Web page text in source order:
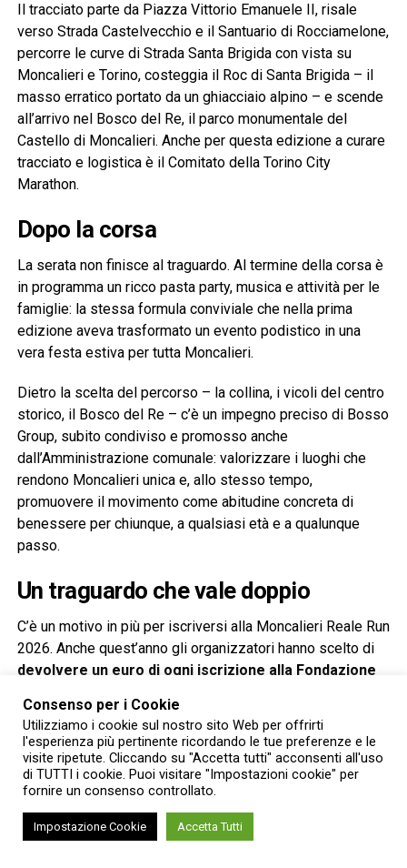
Il tracciato parte da Piazza Vittorio Emanuele II, risale
verso Strada Castelvecchio e il Santuario di Rocciamelone,
percorre le curve di Strada Santa Brigida con vista su
Moncalieri e Torino, costeggia il Roc di Santa Brigida – il
masso erratico portato da un ghiacciaio alpino – e scende
all’arrivo nel Bosco del Re, il parco monumentale del
Castello di Moncalieri. Anche per questa edizione a curare
tracciato e logistica è il Comitato della Torino City
Marathon.
Dopo la corsa
La serata non finisce al traguardo. Al termine della corsa è
in programma un ricco pasta party, musica e attività per le
famiglie: la stessa formula conviviale che nella prima
edizione aveva trasformato un evento podistico in una
vera festa estiva per tutta Moncalieri.
Dietro la scelta del percorso – la collina, i vicoli del centro
storico, il Bosco del Re – c’è un impegno preciso di Bosso
Group, subito condiviso e promosso anche
dall’Amministrazione comunale: valorizzare i luoghi che
rendono Moncalieri unica e, allo stesso tempo,
promuovere il movimento come abitudine concreta di
benessere per chiunque, a qualsiasi età e a qualunque
passo.
Un traguardo che vale doppio
C’è un motivo in più per iscriversi alla Moncalieri Reale Run
2026. Anche quest’anno gli organizzatori hanno scelto di
devolvere un euro di ogni iscrizione alla Fondazione
l’impegno solidale che fin dalla prima edizione è parte
integrante dell’evento.
Aggiungi Piemonte Expo tra le fonti preferite di
Google
Consenso per i Cookie
Utilizziamo i cookie sul nostro sito Web per offrirti
l'esperienza più pertinente ricordando le tue preferenze e le
visite ripetute. Cliccando su "Accetta tutti" acconsenti all'uso
di TUTTI i cookie. Puoi visitare "Impostazioni cookie" per
fornire un consenso controllato.
Impostazione Cookie Accetta Tutti